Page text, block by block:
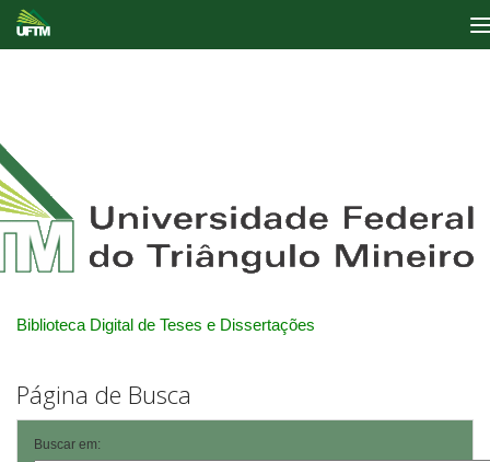
Biblioteca Digital de Teses e Dissertações
Página de Busca
Buscar em: